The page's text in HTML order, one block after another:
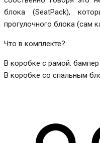
блока (SeatPack),
прогулочного блока (сам
Что в комплекте?:
В коробке с рамой:
В коробке со спальным